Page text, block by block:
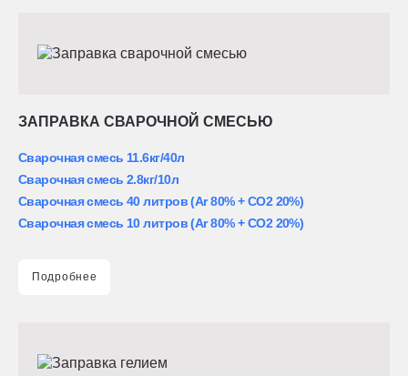
ЗАПРАВКА СВАРОЧНОЙ СМЕСЬЮ
Сварочная смесь 11.6кг/40л
Сварочная смесь 2.8кг/10л
Сварочная смесь 40 литров (Ar 80% + CO2 20%)
Сварочная смесь 10 литров (Ar 80% + CO2 20%)
Подробнее